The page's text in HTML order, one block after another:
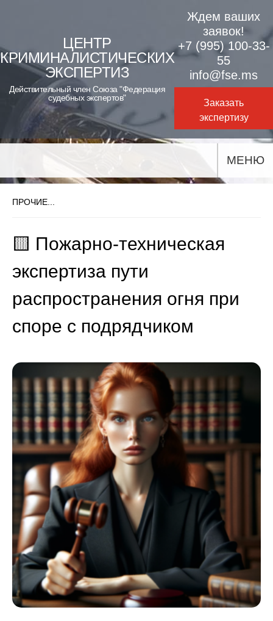
content
ЦЕНТР
КРИМИНАЛИСТИЧЕСКИХ
ЭКСПЕРТИЗ
Действительный член Союза "Федерация
судебных экспертов"
Ждем ваших
заявок!
+7 (995) 100-33-
55
info@fse.ms
Заказать
экспертизу
МЕНЮ
ПРОЧИЕ...
🟨 Пожарно-техническая
экспертиза пути
распространения огня при
споре с подрядчиком